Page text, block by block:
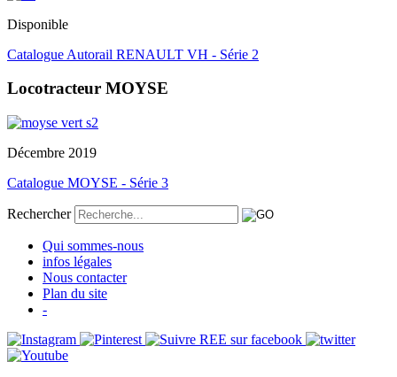
Disponible
Catalogue Autorail RENAULT VH - Série 2
Locotracteur MOYSE
Décembre 2019
Catalogue MOYSE - Série 3
Rechercher
Qui sommes-nous
infos légales
Nous contacter
Plan du site
-